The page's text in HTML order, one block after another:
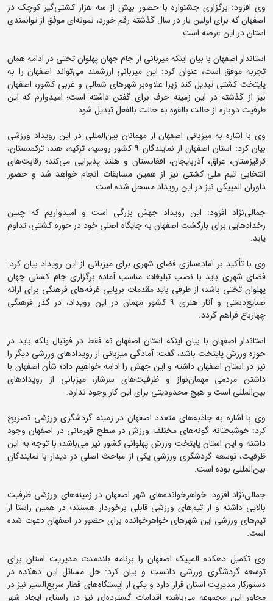
وی افزود: برگزاری جشنواره با حضور بیش از سه هزار کشتی‌گیر کوچک در
اصفهان که برای اولین بار در سال گذشته رقم خورد، نمونه‌ای موفق از توانمندی
استان در این عرصه است.
استاندار اصفهان با بیان اینکه میزبانی از جام جهان پهلوان تختی در ادامه همان
تجربه موفق است، عنوان کرد: این میزبانی ارزشمند می‌تواند اصفهان را به
پایتخت کشتی تبدیل کند زیرا علاوه‌بر شهرهای شمالی و غربی کشور، اصفهان
نیز از گذشته در این زمینه حرف برای گفتن داشته است؛ امیدوارم که این
ظرفیت دوباره از حالت بالقوه به حالت بالفعل تبدیل شود.
وی با اشاره به میزبانی اصفهان از مهمانان بین‌المللی در این رویداد ورزشی
بیان کرد: استان اصفهان از نمایندگان ۹ کشور روسیه، ترکیه، هند، ترکمنستان،
قرقیزستان، عراق، آذربایجان، افغانستان و هلند پذیرایی می‌کند؛ رقابت‌های
انتخابی تیم ملی کشتی نیز از همین مسابقات انجام خواهد شد و حضور
داوران المپیکی نیز در این رویداد مسجل شده است.
جمالی‌نژاد افزود: این رویداد جهش بزرگی است و امیدواریم که چنین
رخدادهایی برای بازگشت اصفهان به جایگاه اصلی خود در حوزه کشتی، تداوم
یابد.
وی با تأکید بر آماده‌سازی فضای شهری برای میزبانی از این رویداد بیان کرد:
فضای شهری باید با نصب تبلیغات مناسب آماده برگزاری جام کشتی جهان
پهلوان تختی باشد؛ از طرفی باید مقدمات برپایی غرفه‌های فرهنگی برای ارائه
صنایع‌دستی و آثار هنری ۹ کشور مهمان در این رویداد، در گذر فرهنگی
چهارباغ فراهم گردد.
استاندار اصفهان با بیان اینکه استان اصفهان نه فقط در فوتبال بلکه باید در
حوزه ورزش پایتخت باشد، گفت: آمادگی میزبانی از رویدادهای ورزشی دیگر را
نیز در استان اصفهان داشته و این جهش را ادامه خواهیم داد؛ شأن اصفهان با
داشتن مردمی مهمان‌نواز و ظرفیت‌های سرشار، میزبانی از رویدادهای
بین‌‌المللی است و هیچ محدودیتی برای این کار وجود ندارد.
وی با اشاره به جاذبه‌های متعدد اصفهان در زمینه گردشگری ورزشی تصریح
کرد: خوشبختانه گونه‌های مختلف ورزش در سطح قهرمانی در اصفهان وجود
داشته و این استان پایتخت ورزش پهلوانی کشور نیز می‌باشد؛ با توجه به این
ظرفیت، توسعه گردشگری ورزشی یکی از مباحث اصلی در دیدار با نمایندگان
بین‌المللی بوده است.
جمالی‌نژاد افزود: خواهرخوانده‌های شهر اصفهان در زمینه‌های ورزشی ظرفیت
بالایی داشته و از تیم‌های ورزشی قابلی برخوردار هستند؛ در همین راستا از
تیم‌های ورزشی این شهرهای خواهرخوانده برای حضور در اصفهان دعوت شده
است.
وی تکمیل دهکده المپیک اصفهان را برنامه بلندمدت مدیریت استان برای
توسعه گردشگری ورزشی دانست و بیان کرد: حل مسائل این دهکده در
دستورکار مدیریت استان قرار دارد و یکی از ایستگاه‌های قطار سریع‌السیر نیز در
مجاور این مجموعه می‌باشد؛ اقدامات گسترده‌ای نیز در راستای ایجاد شهر